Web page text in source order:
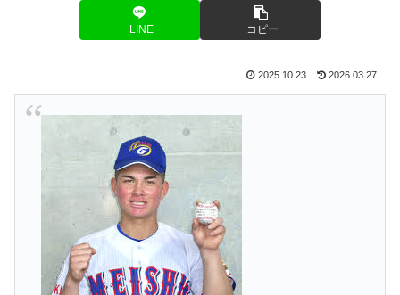
LINE コピー
2025.10.23 2026.03.27